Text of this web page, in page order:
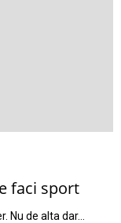
faci sport
Nu de alta dar…